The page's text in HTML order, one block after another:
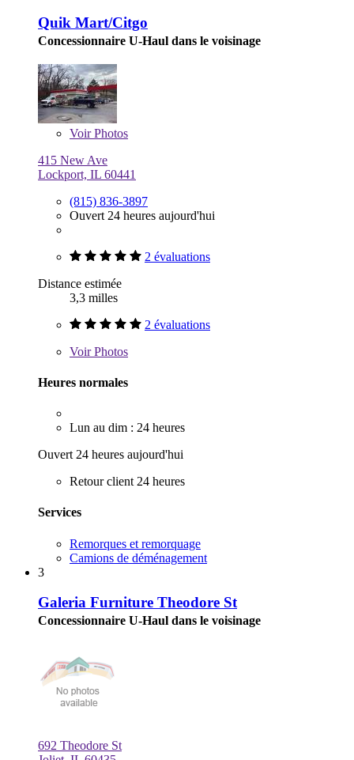
Quik Mart/Citgo
Concessionnaire U-Haul dans le voisinage
VoirPhotos
415 New Ave
Lockport, IL 60441
(815) 836-3897
Ouvert 24 heures aujourd'hui
2 évaluations
Distance estimée
3,3 milles
2 évaluations
VoirPhotos
Heures normales
Lun au dim : 24 heures
Ouvert 24 heures aujourd'hui
Retour client 24 heures
Services
Remorques et remorquage
Camions de déménagement
3
Galeria Furniture Theodore St
Concessionnaire U-Haul dans le voisinage
692 Theodore St